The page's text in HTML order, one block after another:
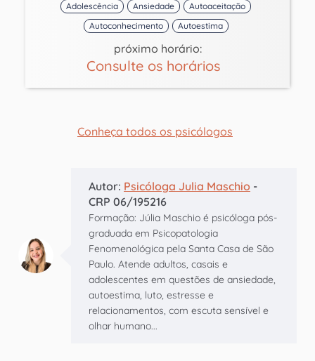
Adolescência Ansiedade
Autoaceitação
Autoconhecimento
Autoestima
próximo horário:
Consulte os horários
Conheça todos os psicólogos
Autor: Psicóloga Julia Maschio -
CRP 06/195216
Formação: Júlia Maschio é psicóloga pós-
graduada em Psicopatologia
Fenomenológica pela Santa Casa de São
Paulo. Atende adultos, casais e
adolescentes em questões de ansiedade,
autoestima, luto, estresse e
relacionamentos, com escuta sensível e
olhar humano...